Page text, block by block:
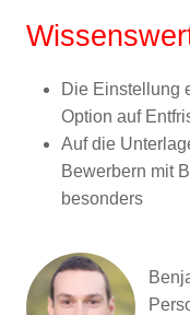
Die Einstellung
Option auf
Auf die
Bewerbern mit
besonders